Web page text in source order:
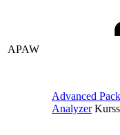
APAW
Advanced
Analyzer